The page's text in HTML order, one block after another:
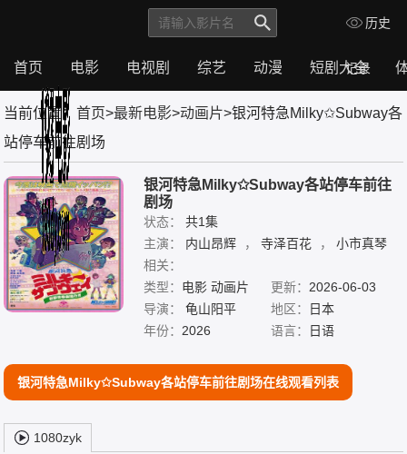
历史
记录
首页 电影 电视剧 综艺 动漫 短剧大全
页
影
视
剧
艺
漫
剧
大
全
育
当前位置：首页>最新电影>动画片>银河特急Milky✩Subway各
站停车前往剧场
银河特急Milky✩Subway各站停车前往
剧场
状态：
共1集
主演：
内山昂辉 ， 寺泽百花 ，
小市真琴
， 小松未可子
藤原由林 ， 金元寿子
相关：
类型： 电影 动画片 更新： 2026-06-03
导演：
龟山阳平 地区：
日本
年份： 2026 语言： 日语
银河特急Milky✩Subway各站停车前往剧场在线观看列表
1080zyk